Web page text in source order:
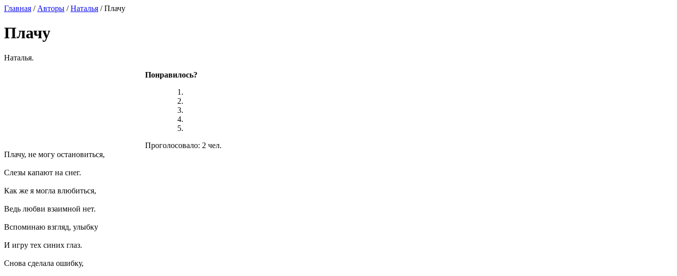
Главная / Авторы /Наталья / Плачу
Плачу
Наталья.
Понравилось?
Проголосовало: 2 чел.
Плачу, не могу остановиться,
Слезы капают на снег.
Как же я могла влюбиться,
Ведь любви взаимной нет.
Вспоминаю взгляд, улыбку
И игру тех синих глаз.
Снова сделала ошибку,